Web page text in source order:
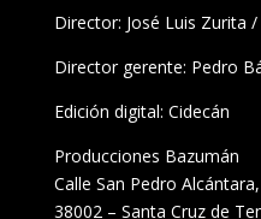
Director: José Luis Zurita /
Director gerente: Pedro
Edición digital: Cidecán
Producciones Bazumán
Calle San Pedro
38002 – Santa Cruz de